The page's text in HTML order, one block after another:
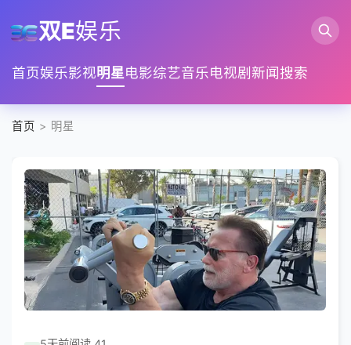
双E娱乐
首页娱乐影视明星电影综艺音乐电视剧 新闻搜索
首页 > 明星